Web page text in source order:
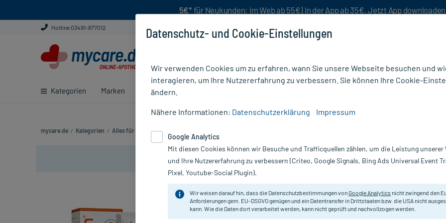
5€* für Neukunden: Im Web ab 55€ | In der App ab 35€. Jetzt App downloaden
Hotline 03491-877012
Kategorien Marken Ratgeber
mycare.de / Kategorien / Alles für die Frau /
Nur für kurze Zeit:Gratis-Versand* ab 19€ Mindestbestellwert!
Erfahrungen &
Deumavan
Datenschutz- und Cookie-Einstellungen
Wir verwenden Cookies um zu erfahren, wann Sie unsere Webseite besuchen und
interagieren, um Ihre Nutzererfahrung zu verbessern. Sie können Ihre Cookie-
ändern.
Nähere Informationen: Datenschutzerklärung Impressum
Google Analytics
Mit diesen Cookies können wir Besuche und Trafficquellen zählen, um die Leistung unserer
und Ihre Nutzererfahrung zu verbessern (Criteo, Google Signals, Bing Ads Universal Event
Pixel, Youtube-Social Plugin).
Wir weisen darauf hin, dass die Datenschutzbestimmungen vonGoogle Analytics nicht zwingend den
Anforderungen gem. EU-DSGVO genügen und ein Datentransfer in Drittstaaten bzw. die USA nicht
kann. Wie die Daten dort verarbeitet werden, kann nicht geprüft und nachvollzogen werden.